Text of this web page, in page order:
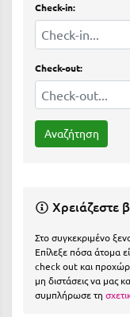
Ζαγοροχώρια
Ζάκυνθος
Ηλεία
Ηράκλειο
Θεσσαλονίκη
Check-in:
Check-out:
Χρειάζεστε
Στο συγκεκριμένο
Επίλεξε πόσα άτομα
check out και
μη διστάσεις να μας
συμπλήρωσε τη